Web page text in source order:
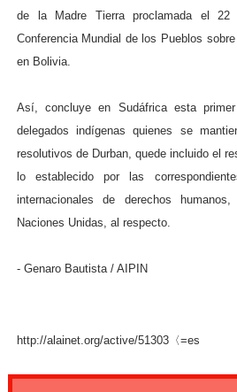
de la Madre Tierra proclamada el
Conferencia Mundial de los Pueblos
en Bolivia.
Así, concluye en Sudáfrica esta
delegados indígenas quienes se
resolutivos de Durban, quede incluido el
lo establecido por las
internacionales de derechos
Naciones Unidas, al respecto.
- Genaro Bautista / AIPIN
http://alainet.org/active/51303〈=es